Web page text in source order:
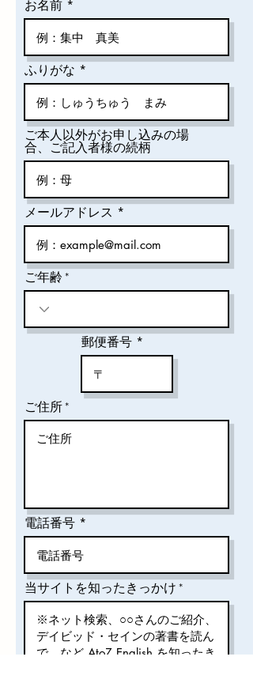
お名前
ふりがな
ご本人以外がお申し込みの場
合、ご記入者様の続柄
メールアドレス
ご年齢
郵便番号
ご住所
電話番号
当サイトを知ったきっかけ